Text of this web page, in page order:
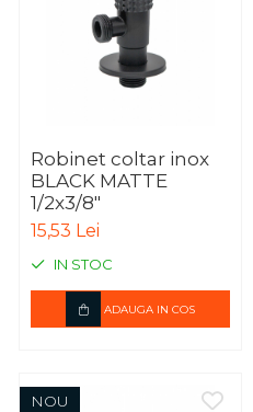
Robinet coltar inox
BLACK MATTE
1/2x3/8"
15,53 Lei
IN STOC
ADAUGA IN COS
NOU